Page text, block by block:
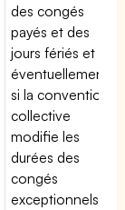
des congés
payés et des
jours fériés et
éventuellement
si la convention
collective
modifie les
durées des
congés
exceptionnels.